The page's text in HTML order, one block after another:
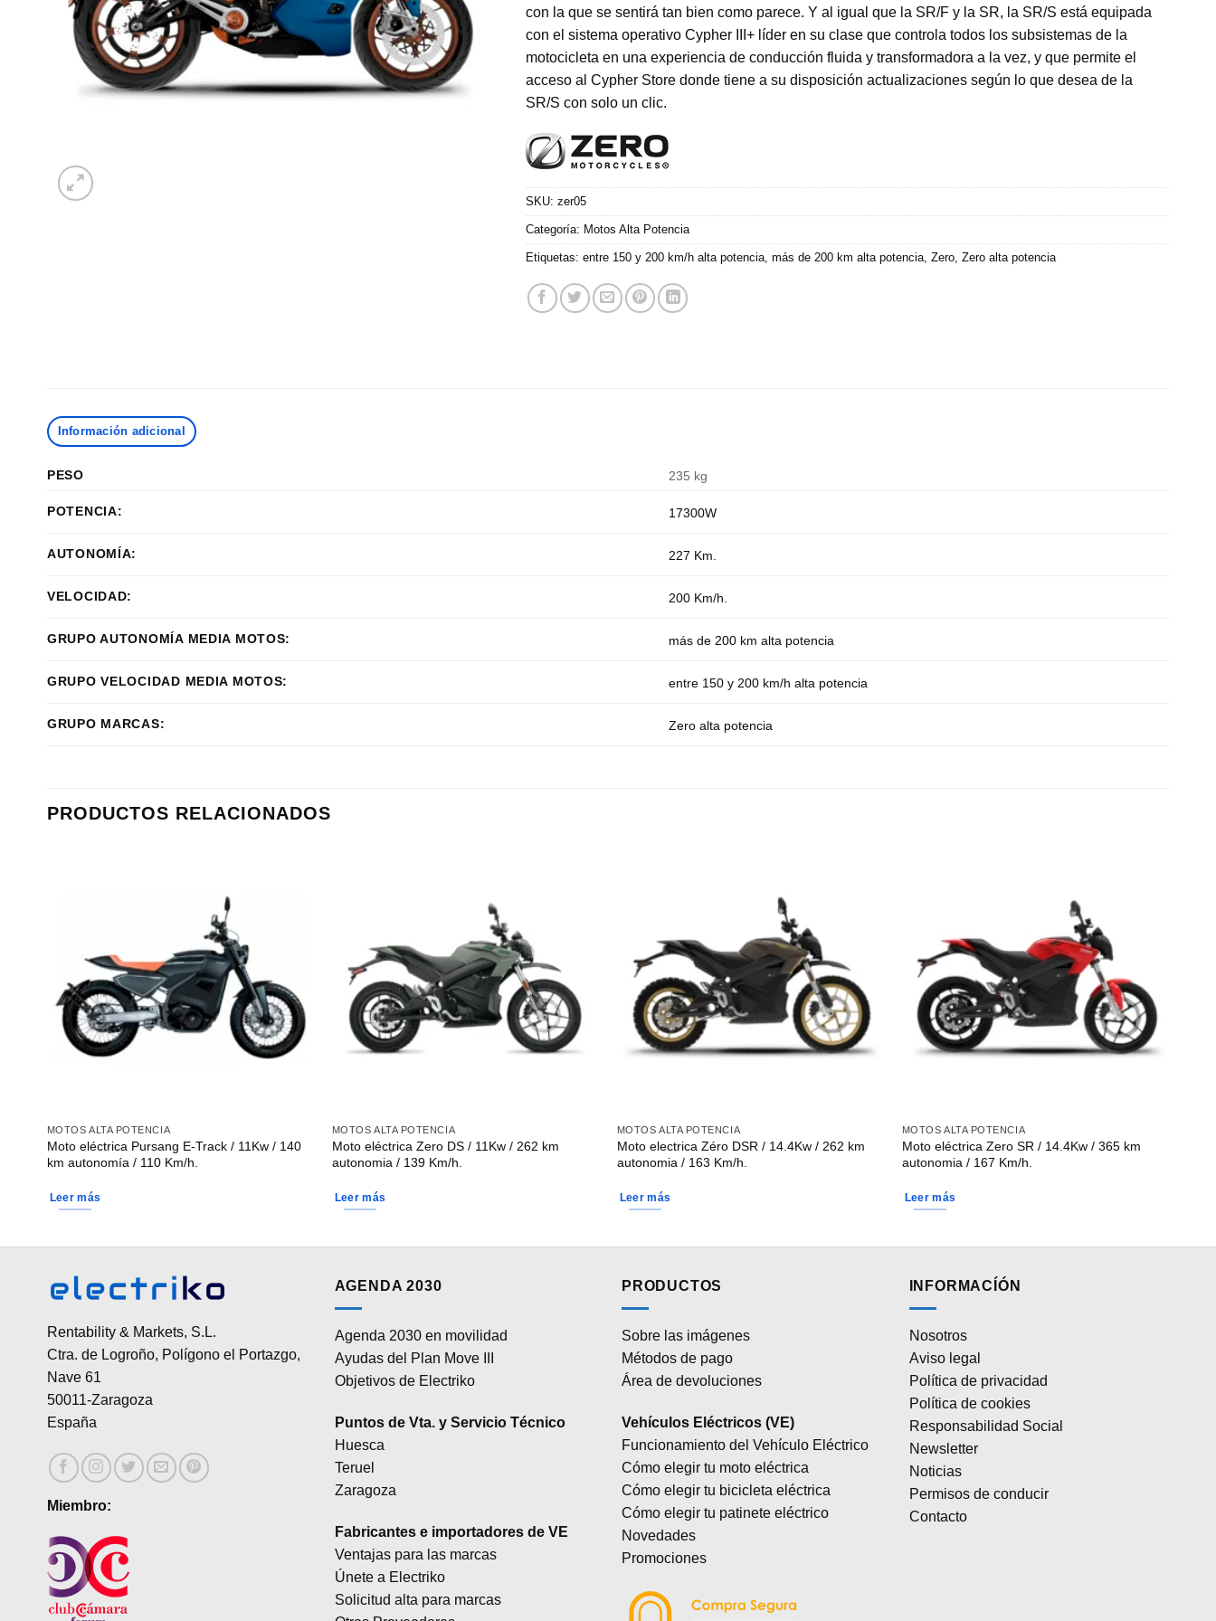
con la que se sentirá tan bien como parece. Y al igual que la SR/F y la SR, la SR/S está equipada
con el sistema operativo Cypher III+ líder en su clase que controla todos los subsistemas de la
motocicleta en una experiencia de conducción fluida y transformadora a la vez, y que permite el
acceso al Cypher Store donde tiene a su disposición actualizaciones según lo que desea de la
SR/S con solo un clic.
SKU:zer05
Categoría: Motos Alta Potencia
Etiquetas:entre 150 y 200 km/h alta potencia,más de 200 km alta potencia,Zero,Zero alta potencia
Información adicional
PESO 235 kg
POTENCIA: 17300W
AUTONOMÍA: 227 Km.
VELOCIDAD: 200 Km/h.
GRUPO AUTONOMÍA MEDIA MOTOS: más de 200 km alta potencia
GRUPO VELOCIDAD MEDIA MOTOS: entre 150 y 200 km/h alta potencia
GRUPO MARCAS: Zero alta potencia
PRODUCTOS RELACIONADOS
MOTOS ALTA POTENCIA
Moto eléctrica Pursang E-Track / 11Kw / 140
km autonomía / 110 Km/h.
Leer más
MOTOS ALTA POTENCIA
Moto eléctrica Zero DS / 11Kw / 262 km
autonomia / 139 Km/h.
Leer más
MOTOS ALTA POTENCIA
Moto electrica Zéro DSR / 14.4Kw / 262 km
autonomia / 163 Km/h.
Leer más
MOTOS ALTA POTENCIA
Moto eléctrica Zero SR / 14.4Kw / 365 km
autonomia / 167 Km/h.
Leer más
Rentability & Markets, S.L.
Ctra. de Logroño, Polígono el Portazgo,
Nave 61
50011-Zaragoza
España
Miembro:
AGENDA 2030
Agenda 2030 en movilidad
Ayudas del Plan Move III
Objetivos de Electriko
Puntos de Vta. y Servicio Técnico
Huesca
Teruel
Zaragoza
Fabricantes e importadores de VE
Ventajas para las marcas
Únete a Electriko
Solicitud alta para marcas
PRODUCTOS
Sobre las imágenes
Métodos de pago
Área de devoluciones
Vehículos Eléctricos (VE)
Funcionamiento del Vehículo Eléctrico
Cómo elegir tu moto eléctrica
Cómo elegir tu bicicleta eléctrica
Cómo elegir tu patinete eléctrico
Novedades
Promociones
INFORMACÍÓN
Nosotros
Aviso legal
Política de privacidad
Política de cookies
Responsabilidad Social
Newsletter
Noticias
Permisos de conducir
Contacto